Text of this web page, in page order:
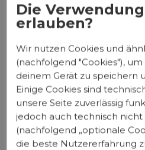
Schritt für Schritt
erfolgreich einsetzt.
Du bekommst von
du ein
entwickelst, wie
allen drum und dran
Die
erlauben?
Wir nutzen Cookies und
(nachfolgend "Cookies"),
deinem Gerät zu speichern
Einige Cookies sind
unsere Seite zuverlässig
jedoch auch technisch
(nachfolgend „optionale
die beste Nutzererfahrung